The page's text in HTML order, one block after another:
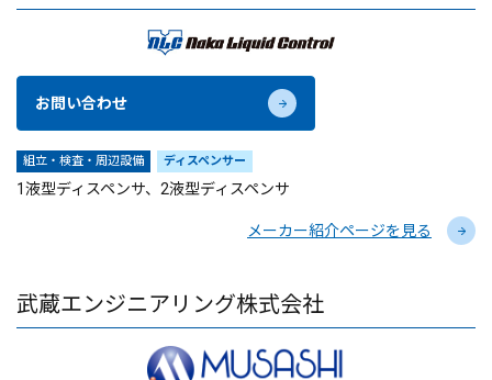
お問い合わせ
組立・検査・周辺設備 ディスペンサー
1液型ディスペンサ、2液型ディスペンサ
メーカー紹介ページを見る
武蔵エンジニアリング株式会社